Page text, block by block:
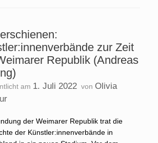
zur Zeit
Republik (Andreas
am 1. Juli 2022 von Olivia
der Weimarer Republik trat die
der Künstler:innenverbände in